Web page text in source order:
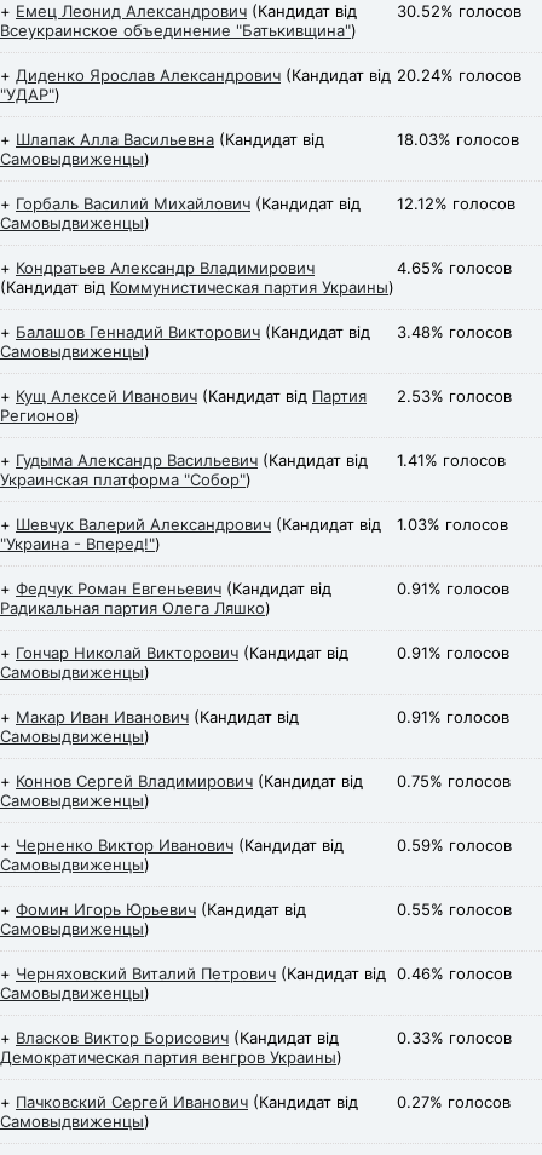
+ 30.52% голосов
Емец Леонид Александрович (Кандидат від
Всеукраинское объединение "Батькивщина")
+ 20.24% голосов
Диденко Ярослав Александрович (Кандидат від
"УДАР")
+ 18.03% голосов
Шлапак Алла Васильевна (Кандидат від
Самовыдвиженцы)
+ 12.12% голосов
Горбаль Василий Михайлович (Кандидат від
Самовыдвиженцы)
+ 4.65% голосов
Кондратьев Александр Владимирович
(Кандидат від Коммунистическая партия Украины)
+ 3.48% голосов
Балашов Геннадий Викторович (Кандидат від
Самовыдвиженцы)
+ 2.53% голосов
Кущ Алексей Иванович (Кандидат від Партия
Регионов)
+ 1.41% голосов
Гудыма Александр Васильевич (Кандидат від
Украинская платформа "Собор")
+ 1.03% голосов
Шевчук Валерий Александрович (Кандидат від
"Украина - Вперед!")
+ 0.91% голосов
Федчук Роман Евгеньевич (Кандидат від
Радикальная партия Олега Ляшко)
+ 0.91% голосов
Гончар Николай Викторович (Кандидат від
Самовыдвиженцы)
+ 0.91% голосов
Макар Иван Иванович (Кандидат від
Самовыдвиженцы)
+ 0.75% голосов
Коннов Сергей Владимирович (Кандидат від
Самовыдвиженцы)
+ 0.59% голосов
Черненко Виктор Иванович (Кандидат від
Самовыдвиженцы)
+ 0.55% голосов
Фомин Игорь Юрьевич (Кандидат від
Самовыдвиженцы)
+ 0.46% голосов
Черняховский Виталий Петрович (Кандидат від
Самовыдвиженцы)
+ 0.33% голосов
Власков Виктор Борисович (Кандидат від
Демократическая партия венгров Украины)
+ 0.27% голосов
Пачковский Сергей Иванович (Кандидат від
Самовыдвиженцы)